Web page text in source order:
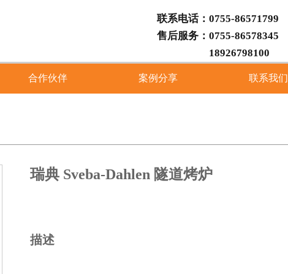
联系电话：0755-86571799
售后服务：0755-86578345
18926798100
合作伙伴 案例分享 联系我们
瑞典 Sveba-Dahlen 隧道烤炉
描述